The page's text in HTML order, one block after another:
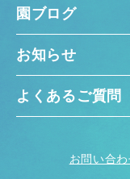
園ブログ
お知らせ
よくあるご質問
お問い合